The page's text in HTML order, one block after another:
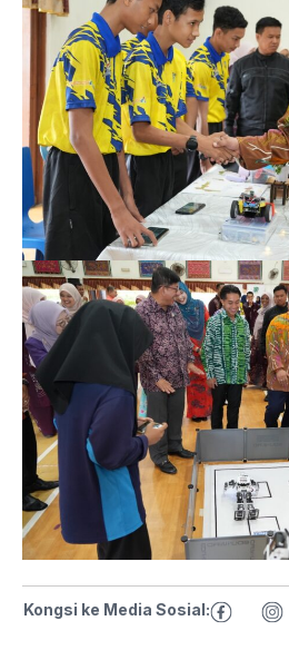
Kongsi ke Media Sosial: